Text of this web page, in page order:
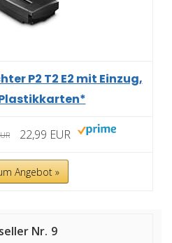
P2 T2 E2 mit Einzug,
22,99 EUR
Angebot »
9